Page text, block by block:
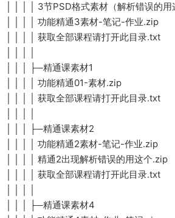
│ │ │ │ 3节PSD格式素材（解析错误的
│ │ │ │ 功能精通3素材-笔记-作业.zip
│ │ │ │ 获取全部课程请打开此目录.txt
│ │ │ ├─精通课素材1
│ │ │ │ 功能精通01-素材.zip
│ │ │ │ 获取全部课程请打开此目录.txt
│ │ │ ├─精通课素材2
│ │ │ │ 功能精通2素材-笔记-作业.zip
│ │ │ │ 精通2出现解析错误的用这个.zip
│ │ │ │ 获取全部课程请打开此目录.txt
│ │ │ ├─精通课素材4